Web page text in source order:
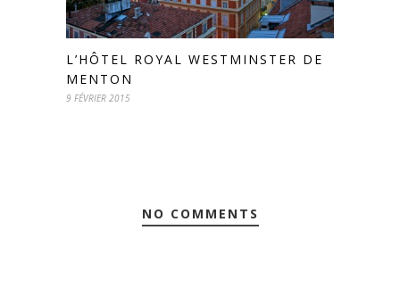
L’HÔTEL ROYAL WESTMINSTER DE
MENTON
9 FÉVRIER 2015
NO COMMENTS